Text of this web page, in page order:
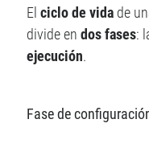
Elciclo de vida de
divide endos fases:
ejecución.
Fase de